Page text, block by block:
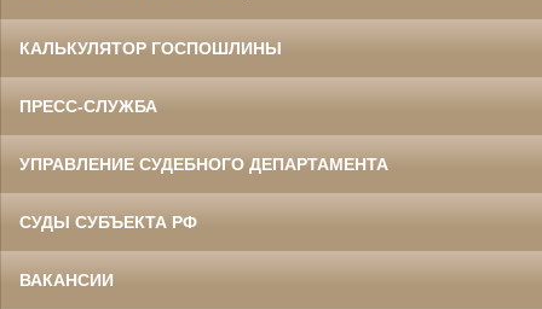
КАЛЬКУЛЯТОР ГОСПОШЛИНЫ
ПРЕСС-СЛУЖБА
УПРАВЛЕНИЕ СУДЕБНОГО ДЕПАРТАМЕНТА
СУДЫ СУБЪЕКТА РФ
ВАКАНСИИ